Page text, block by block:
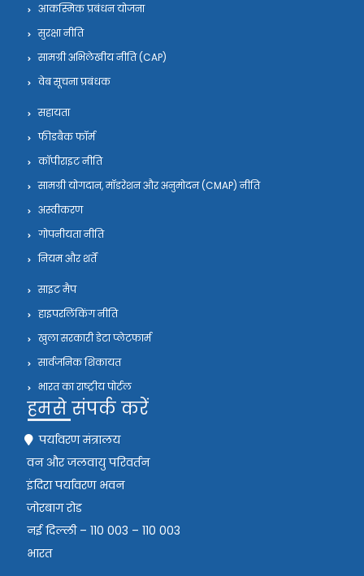
आकस्मिक प्रबंधन योजना
सुरक्षा नीति
सामग्री अभिलेखीय नीति (CAP)
वेब सूचना प्रबंधक
सहायता
फीडबैक फॉर्म
कॉपीराइट नीति
सामग्री योगदान, मॉडरेशन और अनुमोदन (CMAP) नीति
अस्वीकरण
गोपनीयता नीति
नियम और शर्तें
साइट मैप
हाइपरलिंकिंग नीति
खुला सरकारी डेटा प्लेटफार्म
सार्वजनिक शिकायत
भारत का राष्ट्रीय पोर्टल
हमसे संपर्क करें
पर्यावरण मंत्रालय
वन और जलवायु परिवर्तन
इंदिरा पर्यावरण भवन
जोरबाग रोड
नई दिल्ली – 110 003 – 110 003
भारत